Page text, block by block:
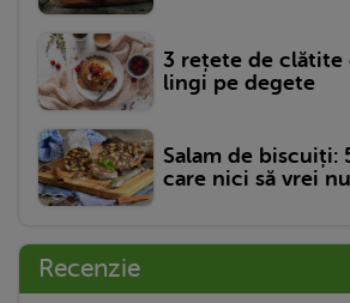
3 rețete de clătite
lingi pe degete
Salam de biscuiți:
care nici să vrei
Recenzie